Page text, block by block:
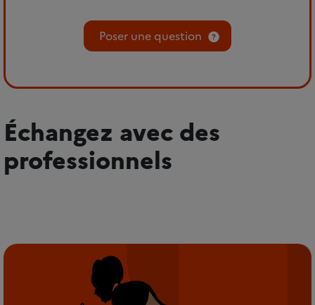
Poser une question
Échangez avec des
professionnels